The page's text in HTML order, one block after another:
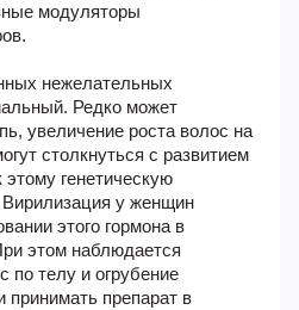
модуляторы
нежелательных
Редко может
увеличение роста волос на
столкнуться с развитием
генетическую
у женщин
этого гормона в
этом наблюдается
по телу и огрубение
принимать препарат в